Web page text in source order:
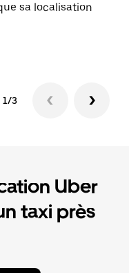
sa localisation
1/3
Uber
taxi près